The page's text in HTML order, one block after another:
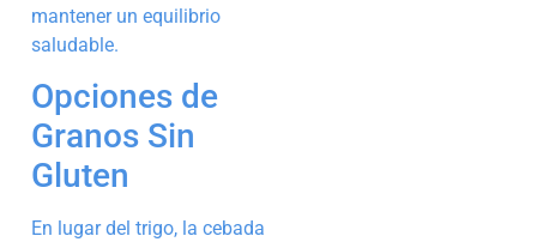
mantener un equilibrio
saludable.
Opciones de
Granos Sin
Gluten
En lugar del trigo, la cebada